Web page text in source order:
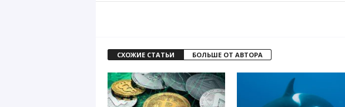
СХОЖИЕ СТАТЬИ БОЛЬШЕ ОТ АВТОРА